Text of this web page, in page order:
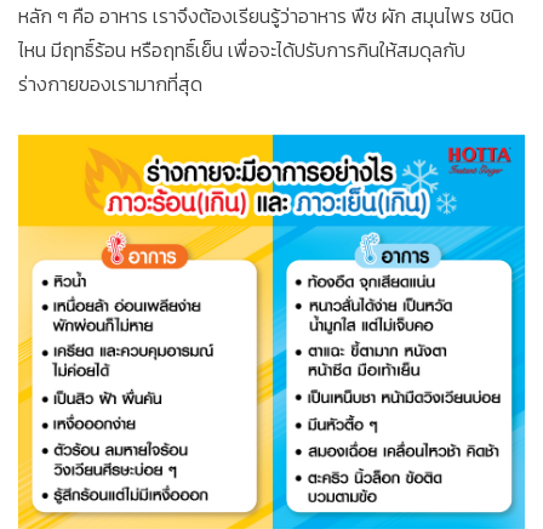
หลัก ๆ คือ อาหาร เราจึงต้องเรียนรู้ว่าอาหาร พืช ผัก สมุนไพร ชนิด
ไหน มีฤทธิ์ร้อน หรือฤทธิ์เย็น เพื่อจะได้ปรับการกินให้สมดุลกับ
ร่างกายของเรามากที่สุด